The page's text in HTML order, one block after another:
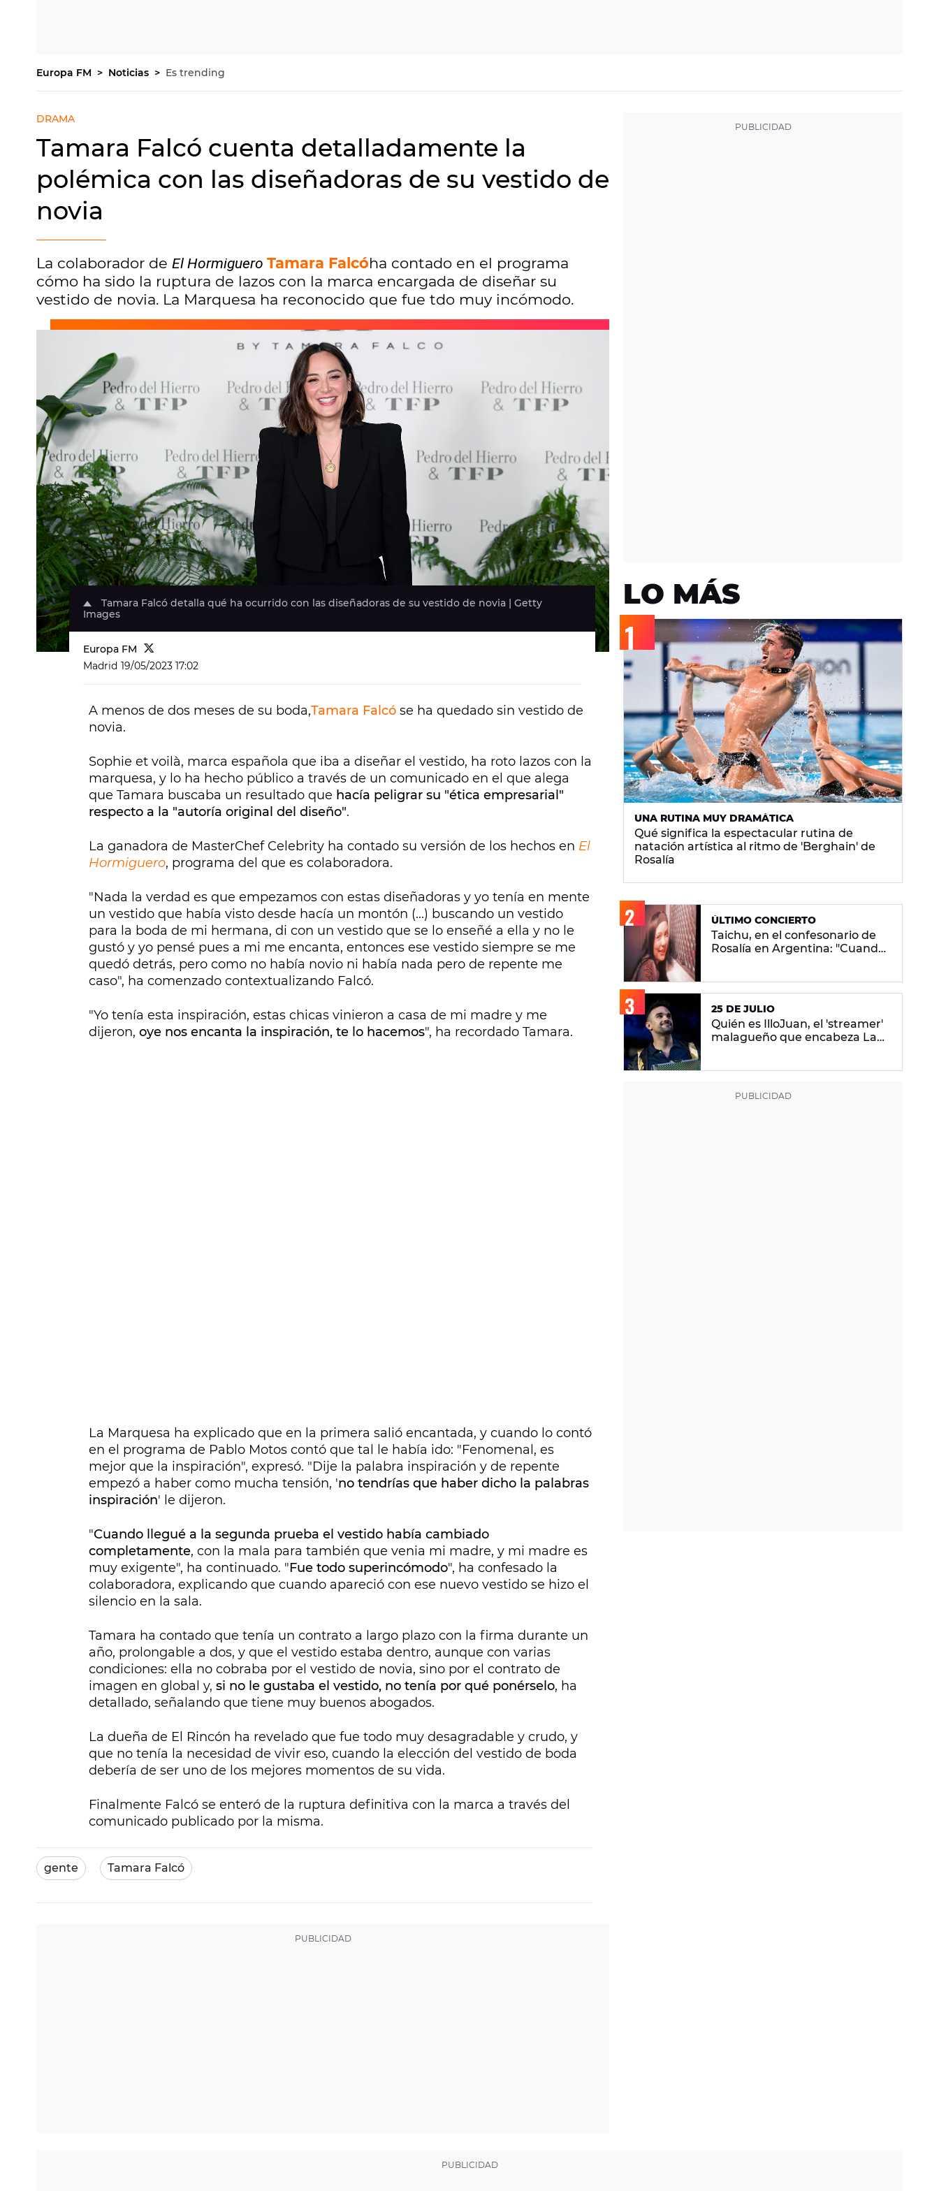
Europa FM Noticias Es trending
DRAMA
Tamara Falcó cuenta detalladamente la
polémica con las diseñadoras de su vestido de
novia
La colaborador de El Hormiguero Tamara Falcóha contado en el programa
cómo ha sido la ruptura de lazos con la marca encargada de diseñar su
vestido de novia. La Marquesa ha reconocido que fue tdo muy incómodo.
Tamara Falcó detalla qué ha ocurrido con las diseñadoras de su vestido de novia | Getty
Images
Europa FM
Madrid 19/05/2023 17:02
A menos de dos meses de su boda,Tamara Falcó se ha quedado sin vestido de
novia.
Sophie et voilà, marca española que iba a diseñar el vestido, ha roto lazos con la
marquesa, y lo ha hecho público a través de un comunicado en el que alega
que Tamara buscaba un resultado que hacía peligrar su "ética empresarial"
respecto a la "autoría original del diseño".
La ganadora de MasterChef Celebrity ha contado su versión de los hechos en El
Hormiguero, programa del que es colaboradora.
"Nada la verdad es que empezamos con estas diseñadoras y yo tenía en mente
un vestido que había visto desde hacía un montón (...) buscando un vestido
para la boda de mi hermana, di con un vestido que se lo enseñé a ella y no le
gustó y yo pensé pues a mi me encanta, entonces ese vestido siempre se me
quedó detrás, pero como no había novio ni había nada pero de repente me
caso", ha comenzado contextualizando Falcó.
"Yo tenía esta inspiración, estas chicas vinieron a casa de mi madre y me
dijeron, oye nos encanta la inspiración, te lo hacemos", ha recordado Tamara.
La Marquesa ha explicado que en la primera salió encantada, y cuando lo contó
en el programa de Pablo Motos contó que tal le había ido: "Fenomenal, es
mejor que la inspiración", expresó. "Dije la palabra inspiración y de repente
empezó a haber como mucha tensión, 'no tendrías que haber dicho la palabras
inspiración' le dijeron.
"Cuando llegué a la segunda prueba el vestido había cambiado
completamente, con la mala para también que venia mi madre, y mi madre es
muy exigente", ha continuado. "Fue todo superincómodo", ha confesado la
colaboradora, explicando que cuando apareció con ese nuevo vestido se hizo el
silencio en la sala.
Tamara ha contado que tenía un contrato a largo plazo con la firma durante un
año, prolongable a dos, y que el vestido estaba dentro, aunque con varias
condiciones: ella no cobraba por el vestido de novia, sino por el contrato de
imagen en global y, si no le gustaba el vestido, no tenía por qué ponérselo, ha
detallado, señalando que tiene muy buenos abogados.
La dueña de El Rincón ha revelado que fue todo muy desagradable y crudo, y
que no tenía la necesidad de vivir eso, cuando la elección del vestido de boda
debería de ser uno de los mejores momentos de su vida.
Finalmente Falcó se enteró de la ruptura definitiva con la marca a través del
comunicado publicado por la misma.
gente Tamara Falcó
LO MÁS
UNA RUTINA MUY DRAMÁTICA
Qué significa la espectacular rutina de
natación artística al ritmo de 'Berghain' de
Rosalía
ÚLTIMO CONCIERTO
Taichu, en el confesonario de
Rosalía en Argentina: "Cuando
25 DE JULIO
Quién es IlloJuan, el 'streamer'
malagueño que encabeza La